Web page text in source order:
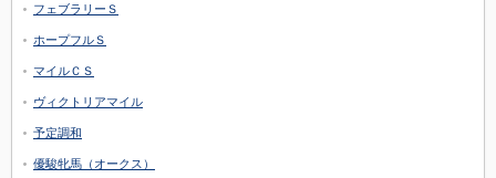
フェブラリーＳ
ホープフルＳ
マイルＣＳ
ヴィクトリアマイル
予定調和
優駿牝馬（オークス）